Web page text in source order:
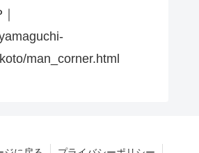
man_corner.html